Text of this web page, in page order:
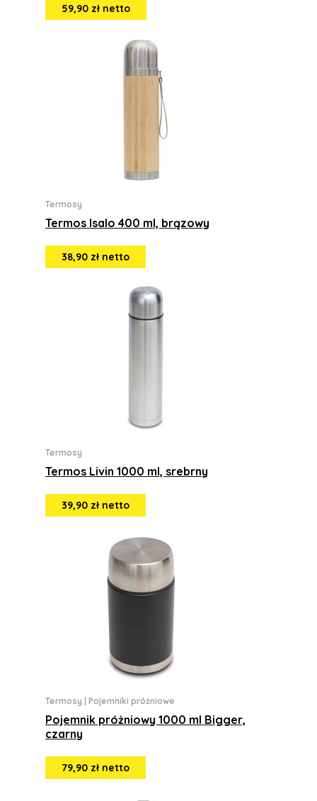
59,90 zł netto
Termosy
Termos Isalo 400 ml, brązowy
38,90 zł netto
Termosy
Termos Livin 1000 ml, srebrny
39,90 zł netto
Termosy Pojemniki próżniowe
Pojemnik próżniowy 1000 ml Bigger,
czarny
79,90 zł netto